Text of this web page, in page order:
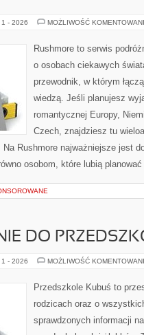
1 - 2026 MOŻLIWOŚĆ
Rushmore to serwis
o osobach ciekawych
przewodnik, w którym
wiedzą. Jeśli planujesz
romantycznej Europy,
Czech, znajdziesz tu
Rushmore najważniejsze jest
osobom, które lubią
DO
1 - 2026 MOŻLIWOŚĆ
Przedszkole Kubuś to
rodzicach oraz o
sprawdzonych informacji